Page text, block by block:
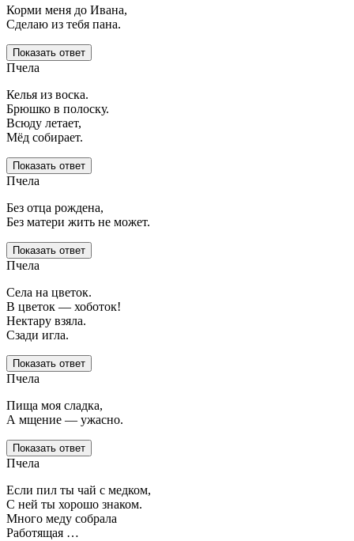
Корми меня до Ивана,
Сделаю из тебя пана.
Показать ответ
Пчела
Келья из воска.
Брюшко в полоску.
Всюду летает,
Мёд собирает.
Показать ответ
Пчела
Без отца рождена,
Без матери жить не может.
Показать ответ
Пчела
Села на цветок.
В цветок — хоботок!
Нектару взяла.
Сзади игла.
Показать ответ
Пчела
Пища моя сладка,
А мщение — ужасно.
Показать ответ
Пчела
Если пил ты чай с медком,
С ней ты хорошо знаком.
Много меду собрала
Работящая …